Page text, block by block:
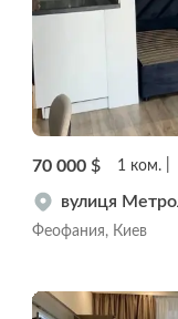
70 000 $ 1 ком.
вулиця
Феофания, Киев